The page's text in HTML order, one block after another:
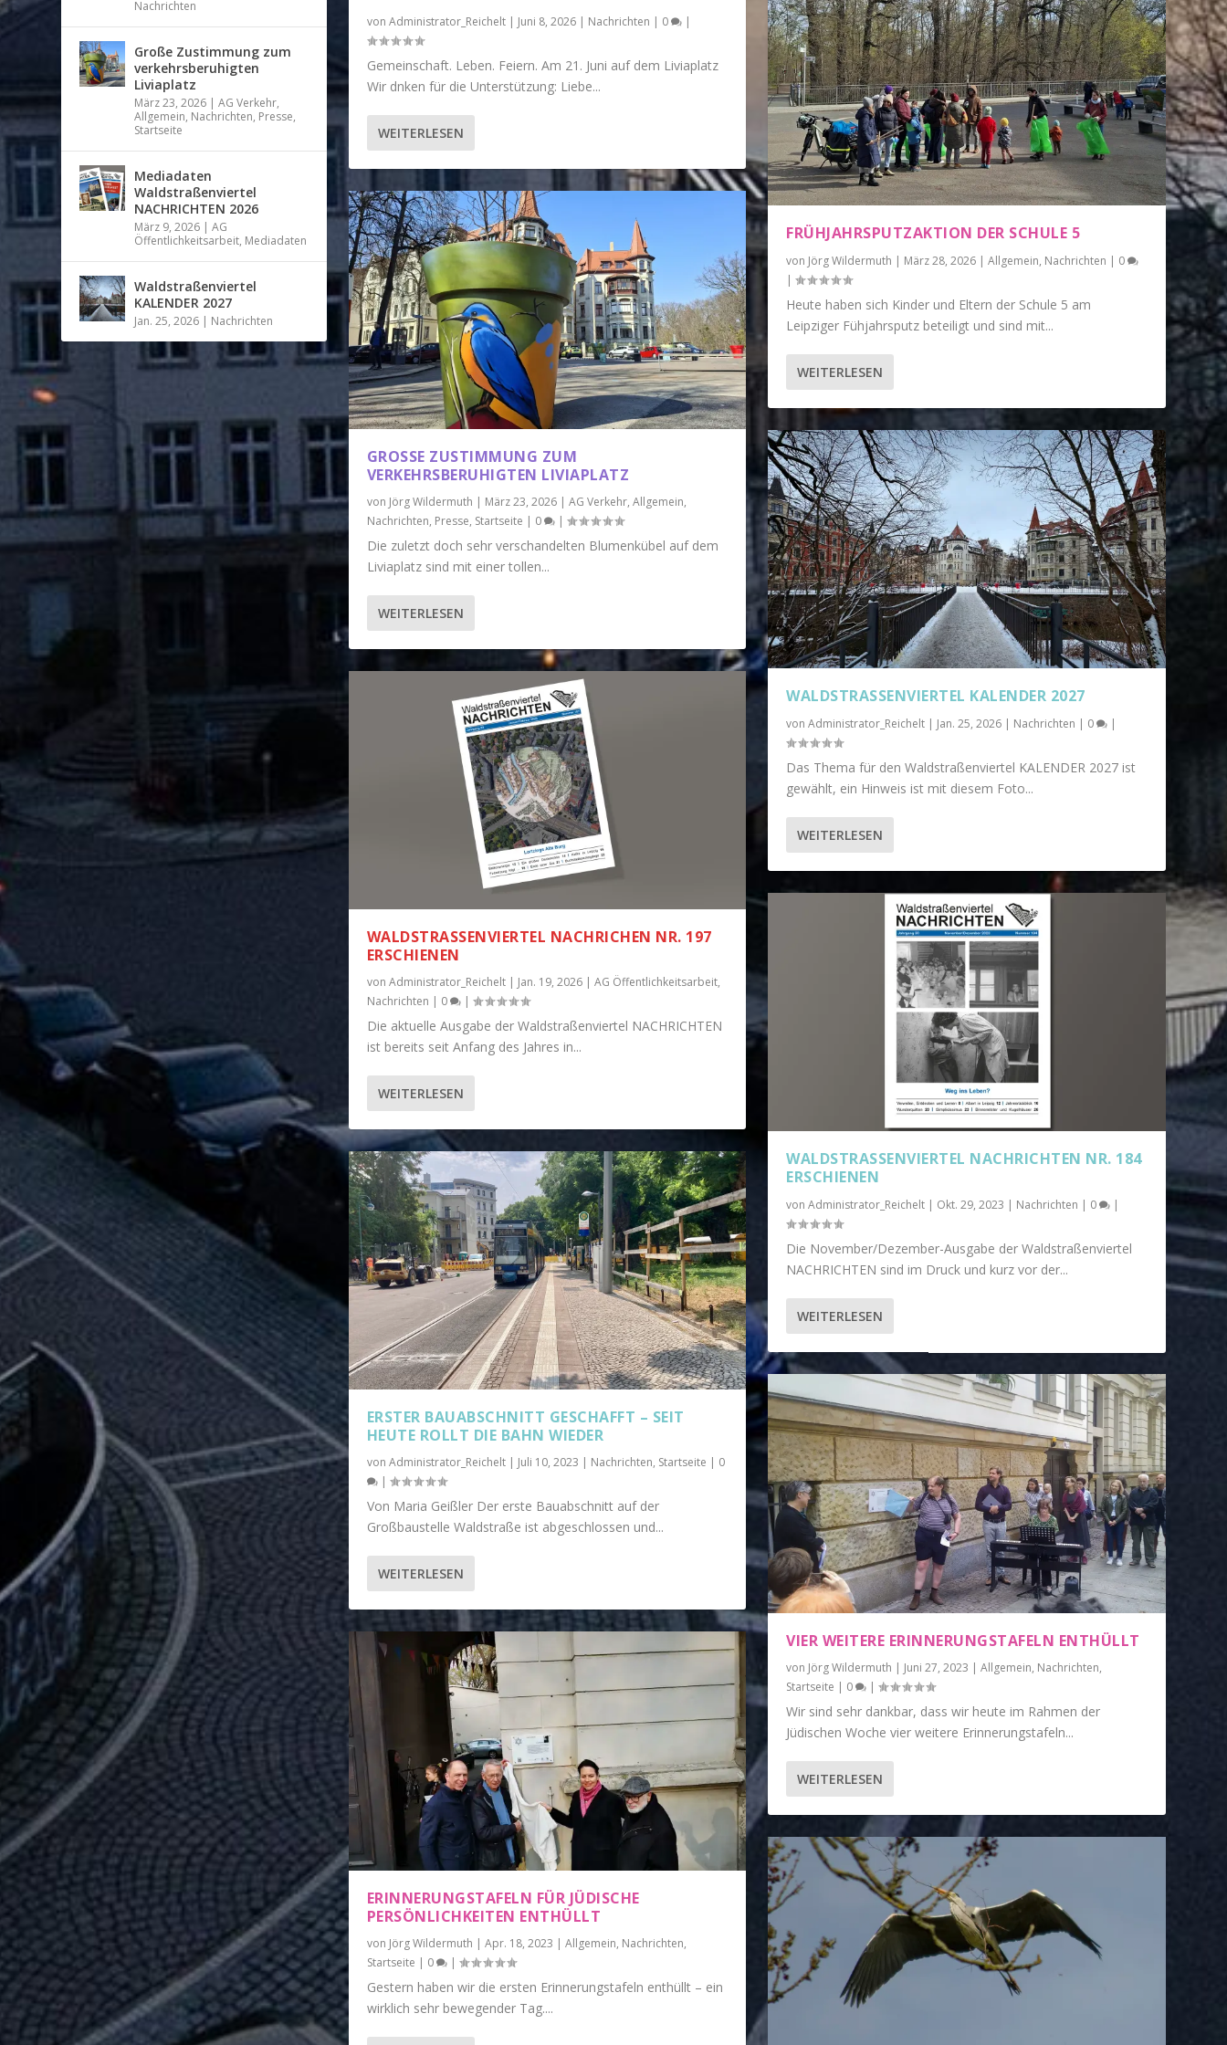
von Administrator_Reichelt| Juni 8, 2026| Nachrichten | 0 |
Gemeinschaft. Leben. Feiern. Am 21. Juni auf dem Liviaplatz
Wir dnken für die Unterstützung: Liebe...
WEITERLESEN
GROSSE ZUSTIMMUNG ZUM V
ERKEHRSBERUHIGTEN LIVIAPLATZ
von Jörg Wildermuth | März 23, 2026| AG Verkehr, Allgemein,
Nachrichten, Presse, Startseite | 0 |
Die zuletzt doch sehr verschandelten Blumenkübel auf dem
Liviaplatz sind mit einer tollen...
WEITERLESEN
WALDSTRASSENVIERTEL NACHRICHEN NR. 197 E
RSCHIENEN
von Administrator_Reichelt| Jan. 19, 2026| AG Öffentlichkeitsarbeit,
Nachrichten | 0 |
Die aktuelle Ausgabe der Waldstraßenviertel NACHRICHTEN
ist bereits seit Anfang des Jahres in...
WEITERLESEN
ERSTER BAUABSCHNITT GESCHAFFT – SEIT
HEUTE ROLLT DIE BAHN WIEDER
von Administrator_Reichelt| Juli 10, 2023 | Nachrichten, Startseite | 0
|
Von Maria Geißler Der erste Bauabschnitt auf der
Großbaustelle Waldstraße ist abgeschlossen und...
WEITERLESEN
ERINNERUNGSTAFELN FÜR JÜDISCHE
PERSÖNLICHKEITEN ENTHÜLLT
von Jörg Wildermuth | Apr. 18, 2023 | Allgemein, Nachrichten,
Startseite | 0 |
Gestern haben wir die ersten Erinnerungstafeln enthüllt – ein
wirklich sehr bewegender Tag....
FRÜHJAHRSPUTZAKTION DER SCHULE 5
von Jörg Wildermuth | März 28, 2026 |Allgemein, Nachrichten | 0
|
Heute haben sich Kinder und Eltern der Schule 5 am
Leipziger Fühjahrsputz beteiligt und sind mit...
WEITERLESEN
WALDSTRASSENVIERTEL KALENDER 2027
vonAdministrator_Reichelt | Jan. 25, 2026 | Nachrichten | 0 |
Das Thema für den Waldstraßenviertel KALENDER 2027 ist
gewählt, ein Hinweis ist mit diesem Foto...
WEITERLESEN
WALDSTRASSENVIERTEL NACHRICHTEN NR. 184 E
RSCHIENEN
vonAdministrator_Reichelt | Okt. 29, 2023 | Nachrichten | 0 |
Die November/Dezember-Ausgabe der Waldstraßenviertel
NACHRICHTEN sind im Druck und kurz vor der...
WEITERLESEN
VIER WEITERE ERINNERUNGSTAFELN ENTHÜLLT
von Jörg Wildermuth | Juni 27, 2023 |Allgemein, Nachrichten,
Startseite | 0 |
Wir sind sehr dankbar, dass wir heute im Rahmen der
Jüdischen Woche vier weitere Erinnerungstafeln...
WEITERLESEN
Nachrichten
Große Zustimmung zum
verkehrsberuhigten
Liviaplatz
März 23, 2026 |AG Verkehr,
Allgemein, Nachrichten, Presse,
Startseite
Mediadaten
Waldstraßenviertel
NACHRICHTEN 2026
März 9, 2026 |AG
Öffentlichkeitsarbeit, Mediadaten
Waldstraßenviertel
KALENDER 2027
Jan. 25, 2026 | Nachrichten